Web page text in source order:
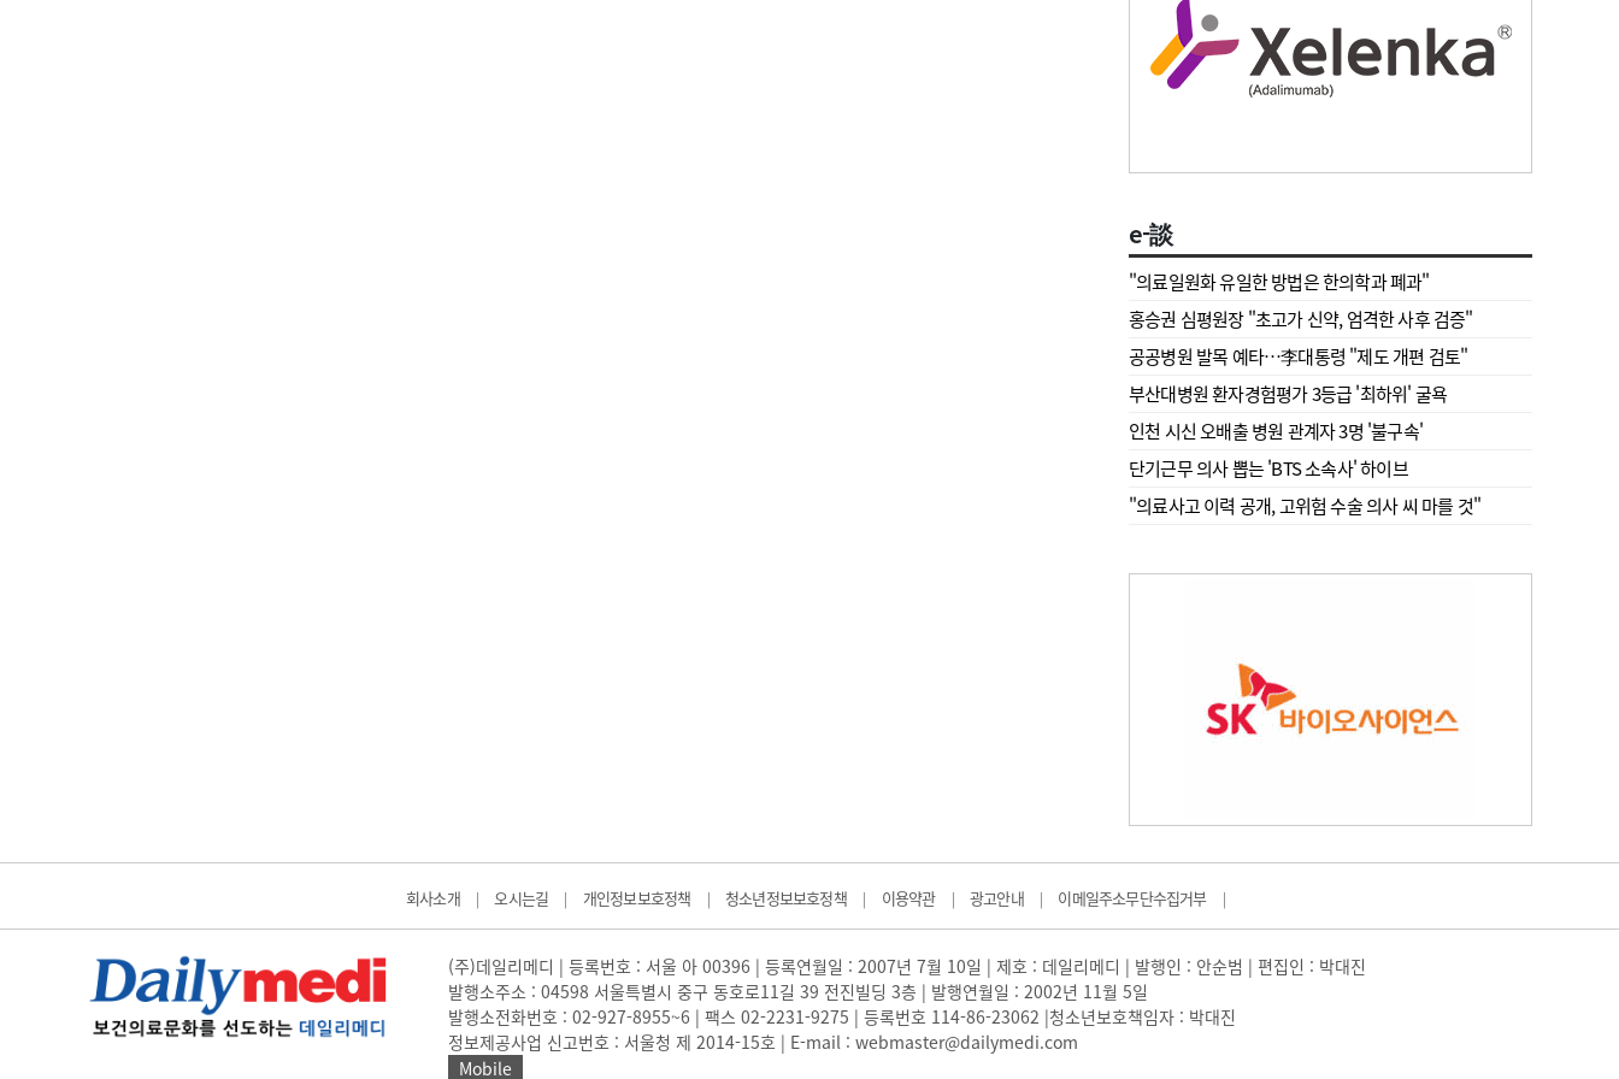
e-談
"의료일원화 유일한 방법은 한의학과 폐과"
홍승권 심평원장 " 초고가 신약, 엄격한 사후 검증"
공공병원 발목 예타…李대통령 "제도 개편 검토"
부산대병원 환자경험평가 3등급 '최하위' 굴욕
인천 시신 오배출 병원 관계자 3명 '불구속'
단기근무 의사 뽑는 'BTS 소속사' 하이브
"의료사고 이력 공개, 고위험 수술 의사 씨 마를 것"
회사소개 | 오시는길 | 개인정보보호정책 | 청소년정보보호정책 | 이용약관 | 광고안내 | 이메일주소무단수집거부 |
(주)데일리메디 | 등록번호 : 서울 아 00396 | 등록연월일 : 2007년 7월 10일 | 제호 : 데일리메디 | 발행인 : 안순범 | 편집인 : 박대진
발행소주소 : 04598 서울특별시 중구 동호로11길 39 전진빌딩 3층 | 발행연월일 : 2002년 11월 5일
발행소전화번호 : 02-927-8955~6 | 팩스 02-2231-9275 | 등록번호 114-86-23062 |청소년보호책임자 : 박대진
정보제공사업 신고번호 : 서울청 제 2014-15호 | E-mail : webmaster@dailymedi.com
Mobile